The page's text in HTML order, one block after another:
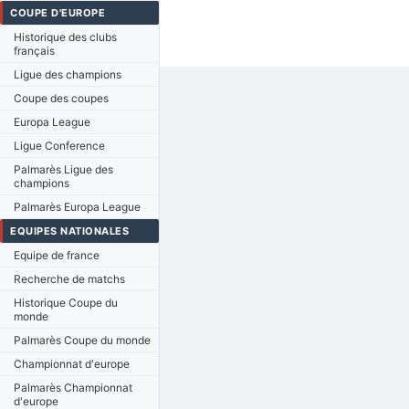
COUPE D'EUROPE
Historique des clubs
français
Ligue des champions
Coupe des coupes
Europa League
Ligue Conference
Palmarès Ligue des
champions
Palmarès Europa League
EQUIPES NATIONALES
Equipe de france
Recherche de matchs
Historique Coupe du
monde
Palmarès Coupe du monde
Championnat d'europe
Palmarès Championnat
d'europe